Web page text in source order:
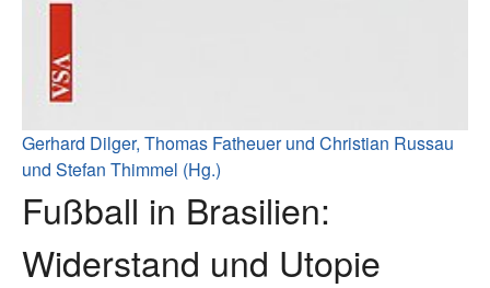
Gerhard Dilger, Thomas Fatheuer und Christian Russau
und Stefan Thimmel (Hg.)
Fußball in Brasilien:
Widerstand und Utopie